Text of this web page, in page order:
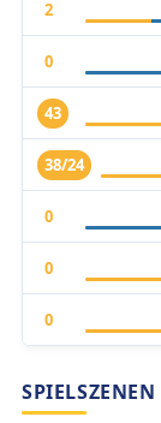
2
0
43
38/24
0
0
0
SPIELSZENEN